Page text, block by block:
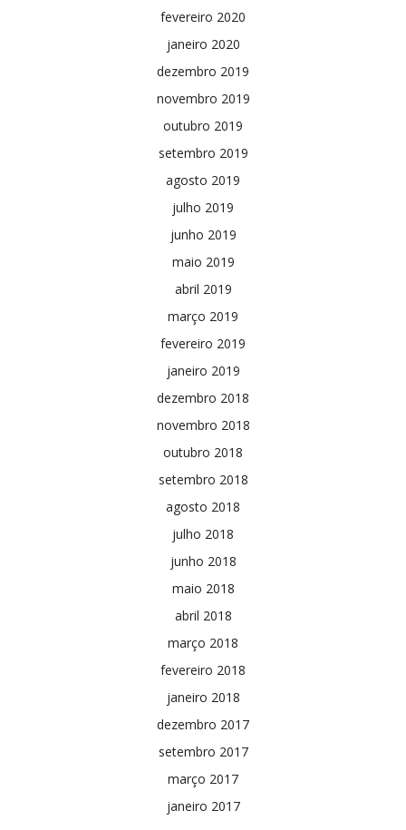
fevereiro 2020
janeiro 2020
dezembro 2019
novembro 2019
outubro 2019
setembro 2019
agosto 2019
julho 2019
junho 2019
maio 2019
abril 2019
março 2019
fevereiro 2019
janeiro 2019
dezembro 2018
novembro 2018
outubro 2018
setembro 2018
agosto 2018
julho 2018
junho 2018
maio 2018
abril 2018
março 2018
fevereiro 2018
janeiro 2018
dezembro 2017
setembro 2017
março 2017
janeiro 2017